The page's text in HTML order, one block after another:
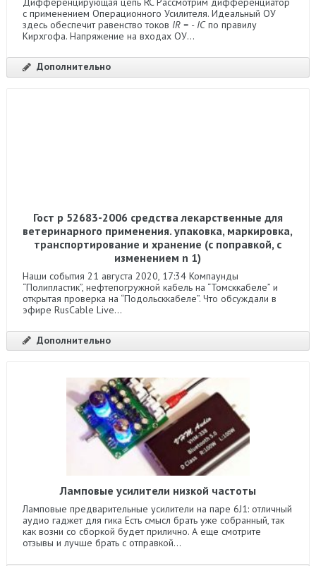
с применением Операционного Усилителя. Идеальный ОУ
здесь обеспечит равенство токов IR = - ICпо правилу
Кирхгофа. Напряжение на входах ОУ...
Дополнительно
Гост р 52683-2006 средства лекарственные для
ветеринарного применения. упаковка, маркировка,
транспортирование и хранение (с поправкой, с
изменением n 1)
Наши события 21 августа 2020, 17:34 Компаунды
“Полипластик”, нефтепогружной кабель на “Томсккабеле” и
открытая проверка на “Подольсккабеле”. Что обсуждали в
эфире RusCable Live...
Дополнительно
Ламповые усилители низкой частоты
Ламповые предварительные усилители на паре 6J1: отличный
аудио гаджет для гика Есть смысл брать уже собранный, так
как возни со сборкой будет прилично. А еще смотрите
отзывы и лучше брать с отправкой...